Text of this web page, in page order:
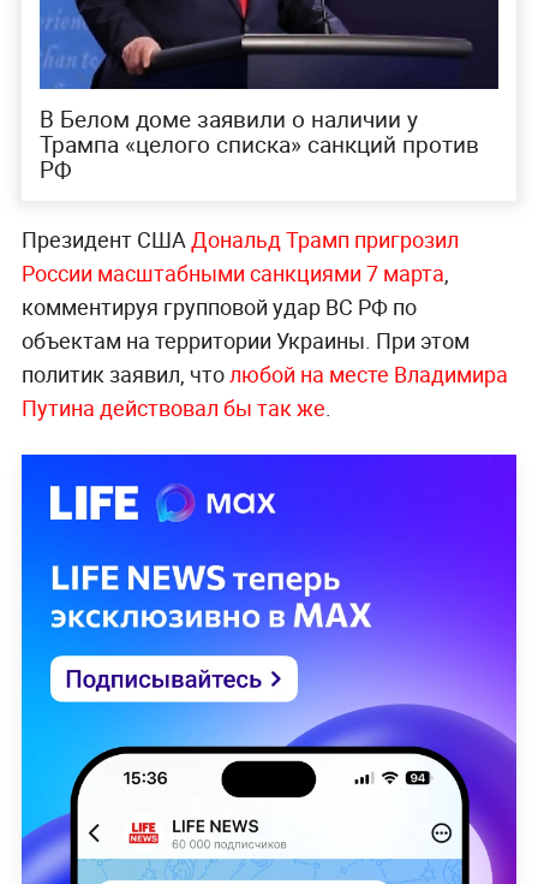
В Белом доме заявили о наличии у
Трампа «целого списка» санкций против
РФ
Президент СШАДональд Трамп пригрозил
России масштабными санкциями 7 марта,
комментируя групповой удар ВС РФ по
объектам на территории Украины. При этом
политик заявил, чтолюбой на месте Владимира
Путина действовал бы так же.